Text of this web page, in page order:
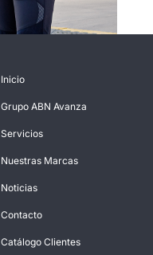
Inicio
Grupo ABN Avanza
Servicios
Nuestras Marcas
Noticias
Contacto
Catálogo Clientes